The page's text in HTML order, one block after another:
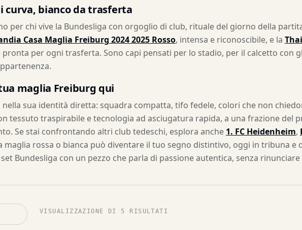
curva, bianco da trasferta
per chi vive la Bundesliga con orgoglio di club, rituale del giorno della
Casa Maglia Freiburg 2024 2025 Rosso, intensa e riconoscibile, e la
pronta per ogni trasferta. Sono capi pensati per lo stadio, per il calcetto con
maglia Freiburg qui
sua identità diretta: squadra compatta, tifo fedele, colori che non
tessuto traspirabile e tecnologia ad asciugatura rapida, a una frazione del
Se stai confrontando altri club tedeschi, esplora anche 1. FC Heidenheim,
maglia rossa o bianca può diventare il tuo segno distintivo, oggi in tribuna e
Bundesliga con un pezzo che parla di passione autentica, senza
VISUALIZZAZIONE DI 5 RISULTATI